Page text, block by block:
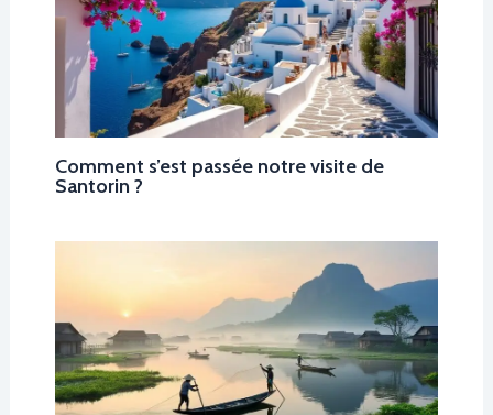
Comment s’est passée notre visite de
Santorin ?